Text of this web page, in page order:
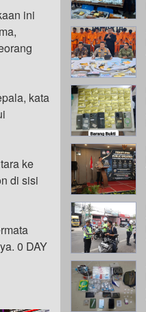
ini
kata
ke
di sisi
0 DAY